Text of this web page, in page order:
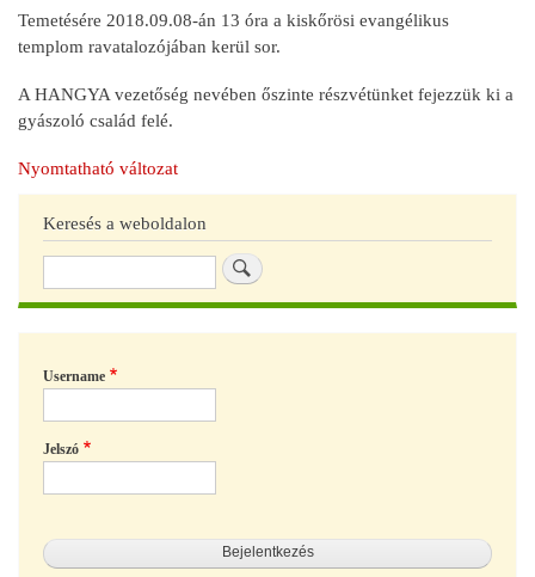
Temetésére 2018.09.08-án 13 óra a kiskőrösi evangélikus
templom ravatalozójában kerül sor.
A HANGYA vezetőség nevében őszinte részvétünket fejezzük ki a
gyászoló család felé.
Nyomtatható változat
Keresés a weboldalon
Username
Jelszó